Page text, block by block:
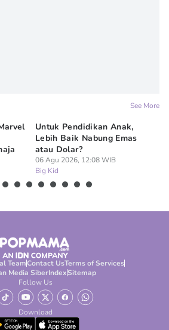
See More
Untuk Pendidikan Anak,
Lebih Baik Nabung Emas
atau Dolar?
06 Agu 2026, 12:08 WIB
Big Kid
TeamContact UsTerms of Services
Media SiberIndexSitemap
Follow Us
Download